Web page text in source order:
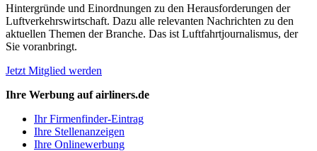
Hintergründe und Einordnungen zu den Herausforderungen der
Luftverkehrswirtschaft. Dazu alle relevanten Nachrichten zu den
aktuellen Themen der Branche. Das ist Luftfahrtjournalismus, der
Sie voranbringt.
Jetzt Mitglied werden
Ihre Werbung auf airliners.de
Ihr Firmenfinder-Eintrag
Ihre Stellenanzeigen
Ihre Onlinewerbung